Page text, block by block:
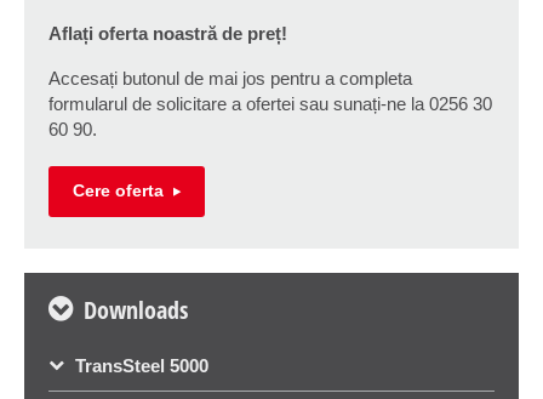
Aflați oferta noastră de preț!
Accesați butonul de mai jos pentru a completa
formularul de solicitare a ofertei sau sunați-ne la 0256 30
60 90.
Cere oferta
Downloads
TransSteel 5000